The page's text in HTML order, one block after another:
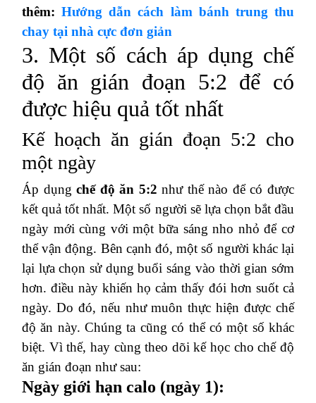
thêm:Hướng dẫn cách làm bánh trung thu
chay tại nhà cực đơn giản
3. Một số cách áp dụng chế
độ ăn gián đoạn 5:2 để có
được hiệu quả tốt nhất
Kế hoạch ăn gián đoạn 5:2 cho
một ngày
Áp dụngchế độ ăn 5:2 như thế nào để có được
kết quả tốt nhất. Một số người sẽ lựa chọn bắt đầu
ngày mới cùng với một bữa sáng nho nhỏ để cơ
thể vận động. Bên cạnh đó, một số người khác lại
lại lựa chọn sử dụng buổi sáng vào thời gian sớm
hơn. điều này khiến họ cảm thấy đói hơn suốt cả
ngày. Do đó, nếu như muôn thực hiện được chế
độ ăn này. Chúng ta cũng có thể có một số khác
biệt. Vì thế, hay cùng theo dõi kế học cho chế độ
ăn gián đoạn như sau:
Ngày giới hạn calo (ngày 1):